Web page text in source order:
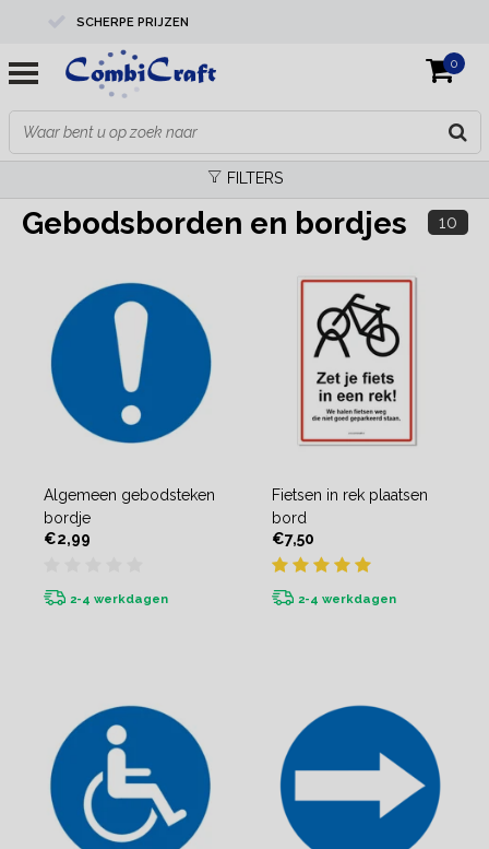
SCHERPE PRIJZEN
PROFESSIONELE KWALITEIT
EXPERTS IN MAATWERK
0
FILTERS
Gebodsborden en bordjes 10
Algemeen gebodsteken
bordje
€2,99
2-4 werkdagen
Fietsen in rek plaatsen
bord
€7,50
2-4 werkdagen